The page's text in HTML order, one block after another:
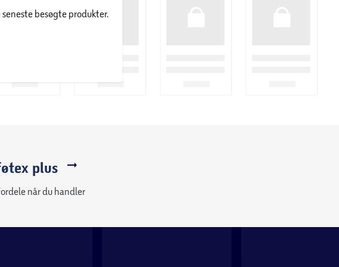
besøgte produkter.
plus
når du handler